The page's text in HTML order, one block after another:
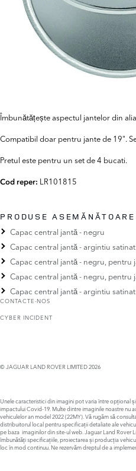
Îmbunătățește aspectul jantelor din
Compatibil doar pentru jante de 19".
Pretul este pentru un set de 4 bucati.
Cod reper: LR101815
PRODUSE ASEMĂNĂTOARE
Capac central jantă - negru
Capac central jantă - argintiu satinat
Capac central jantă - negru, pentru
Capac central jantă - negru, pentru
Capac central jantă - argintiu satinat
CONTACTE-NOS
CYBER INCIDENT
© JAGUAR LAND ROVER LIMITED 2026
Unele caracteristici din imagini pot varia între opțional
impactului Covid-19. Multe dintre imaginile noastre nu
vehiculelor an model 2022 (22MY). Vă rugăm să
distribuitorul local pentru specificații detaliate ale
pe baza imaginilor din site-ul web. Jaguar Land Rover
îmbunătăți specificațiile, proiectarea și producția
loc în mod continuu. Ne rezervăm dreptul de a